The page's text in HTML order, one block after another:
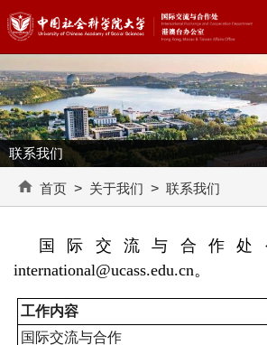
联系我们
首页 > 关于我们 > 联系我们
国际交流与合作处
international@ucass.edu.cn。
工作内容
国际交流与合作